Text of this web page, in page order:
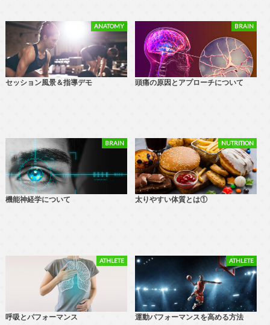
ANATOMY
セッション風景＆指導デモ
BRAIN
頭痛の原因とアプローチについて
BRAIN
機能神経学について
NUTRITION
太りやすい体質とは①
ATHLETE
呼吸とパフォーマンス
ATHLETE
運動パフォーマンスを高める方法